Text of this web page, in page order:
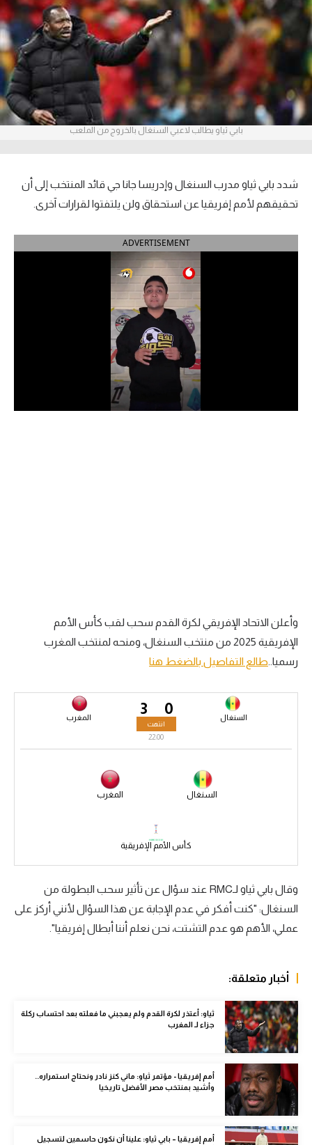
آراء حرة
ركن الألعاب
بطولات
أمريكا 2026
الدوري الإنجليزي الممتاز
الدوري الإسباني
الدوري السعودي للمحترفين
سعودي في الجول
الدوري الإنجليزي
الدوري الإسباني
كرة سلة
كرة يد
كرة طائرة
في المونديال
رياضة نسائية
آسيا
ركن الألعاب
أقسام خاصة
بابي ثياو يطالب لاعبي السنغال بالخروج من الملعب
شدد بابي ثياو مدرب السنغال وإدريسا جانا جي قائد المنتخب إلى أن
تحقيقهم لأمم إفريقيا عن استحقاق ولن يلتفتوا لقرارات آخرى.
ADVERTISEMENT
وأعلن الاتحاد الإفريقي لكرة القدم سحب لقب كأس الأمم
الإفريقية 2025 من منتخب السنغال، ومنحه لمنتخب المغرب
رسميا.. طالع التفاصيل بالضغط هنا
0 السنغال 3 المغرب
انتهت
22:00
السنغال المغرب
كأس الأمم الإفريقية
وقال بابي ثياو لـRMC عند سؤال عن تأثير سحب البطولة من
السنغال: "كنت أفكر في عدم الإجابة عن هذا السؤال لأنني أركز على
عملي، الأهم هو عدم التشتت، نحن نعلم أننا أبطال إفريقيا".
أخبار متعلقة:
ثياو: أعتذر لكرة القدم ولم يعجبني ما فعلته بعد احتساب ركلة
جزاء لـ المغرب
أمم إفريقيا - مؤتمر ثياو: ماني كنز نادر ونحتاج استمراره..
وأشيد بمنتخب مصر الأفضل تاريخيا
أمم إفريقيا – بابي ثياو: علينا أن نكون حاسمين لتسجيل